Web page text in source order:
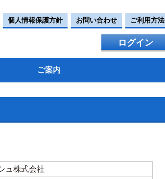
個人情報保護方針 お問い合わせ ご利用方法
ログイン
ご案内
ュ株式会社